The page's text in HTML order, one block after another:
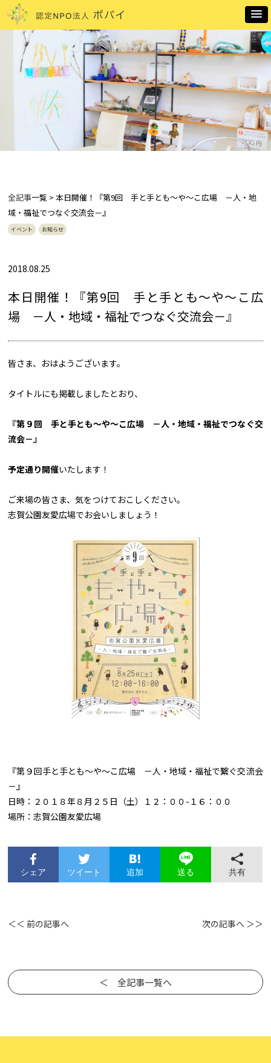
全記事一覧 > 本日開催！『第9回 手と手とも～や～こ広場 －人・地
域・福祉でつなぐ交流会－』
イベント お知らせ
2018.08.25
本日開催！『第9回 手と手とも～や～こ広
場 －人・地域・福祉でつなぐ交流会－』
皆さま、おはようございます。
タイトルにも掲載しましたとおり、
『第９回 手と手とも～や～こ広場 －人・地域・福祉でつなぐ交
流会－』
予定通り開催いたします！
ご来場の皆さま、気をつけておこしください。
志賀公園友愛広場でお会いしましょう！
『第９回手と手とも～や～こ広場 －人・地域・福祉で繋ぐ交流会
－』
日時：２０１８年８月２５日（土）１２：００-１６：００
場所：志賀公園友愛広場
シェア ツイート 追加 送る 共有
＜＜ 前の記事へ 次の記事へ ＞＞
＜ 全記事一覧へ